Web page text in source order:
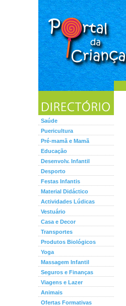
Saúde
Puericultura
Pré-mamã e Mamã
Educação
Desenvolv. Infantil
Desporto
Festas Infantis
Material Didáctico
Actividades Lúdicas
Vestuário
Casa e Decor
Transportes
Produtos Biológicos
Yoga
Massagem Infantil
Seguros e Finanças
Viagens e Lazer
Animais
Ofertas Formativas